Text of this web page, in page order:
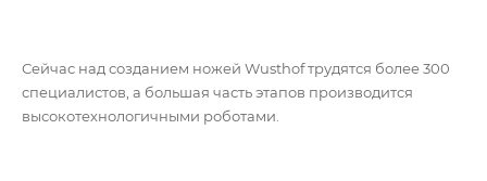
Сейчас над созданием ножей Wusthof трудятся более 300
специалистов, а большая часть этапов производится
высокотехнологичными роботами.